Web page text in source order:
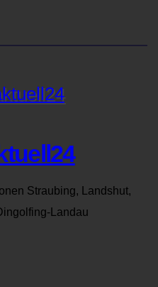
Straubing, Landshut,
Landau